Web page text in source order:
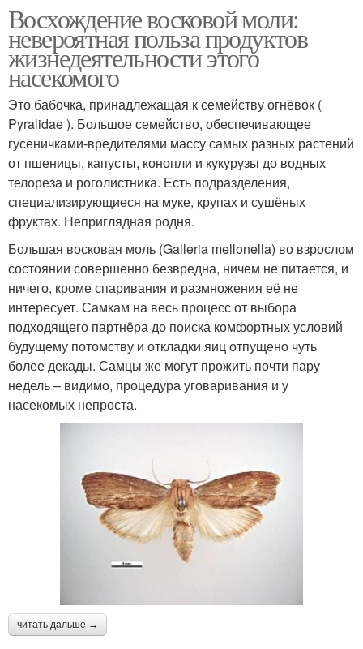
Восхождение восковой моли:
невероятная польза продуктов
жизнедеятельности этого
насекомого
Это бабочка, принадлежащая к семейству огнёвок (
Pyralidae ). Большое семейство, обеспечивающее
гусеничками-вредителями массу самых разных растений
от пшеницы, капусты, конопли и кукурузы до водных
телореза и роголистника. Есть подразделения,
специализирующиеся на муке, крупах и сушёных
фруктах. Неприглядная родня.
Большая восковая моль (Galleria mellonella) во взрослом
состоянии совершенно безвредна, ничем не питается, и
ничего, кроме спаривания и размножения её не
интересует. Самкам на весь процесс от выбора
подходящего партнёра до поиска комфортных условий
будущему потомству и откладки яиц отпущено чуть
более декады. Самцы же могут прожить почти пару
недель – видимо, процедура уговаривания и у
насекомых непроста.
читать дальше →